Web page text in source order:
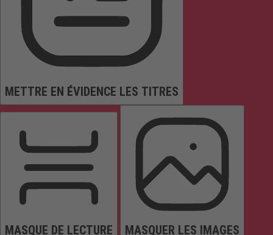
METTRE EN ÉVIDENCE LES TITRES
MASQUE DE LECTURE MASQUER LES IMAGES